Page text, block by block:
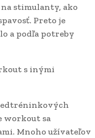
stimulanty, ako
Preto je
a podľa potreby
s inými
workout sa
Mnoho užívateľov